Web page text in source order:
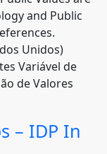
and Public
Unidos)
Variável de
de Valores
– IDP In